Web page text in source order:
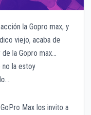
la Gopro max, y
viejo, acaba de
la Gopro max…
no la estoy
Max los invito a